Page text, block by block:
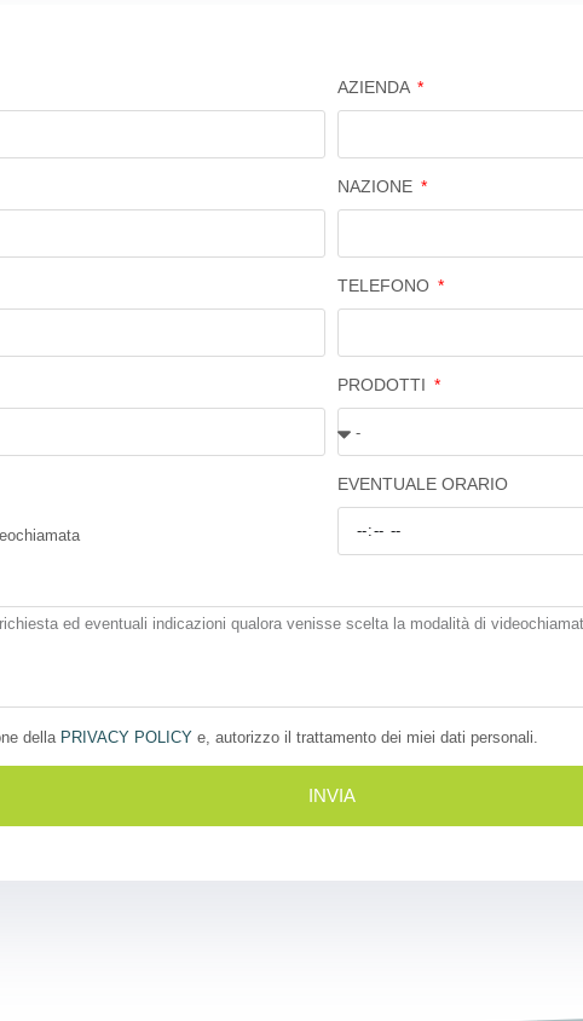
AZIENDA
NAZIONE
TELEFONO
PRODOTTI
EVENTUALE ORARIO
della PRIVACY POLICY e, autorizzo il trattamento dei miei dati personali.
INVIA